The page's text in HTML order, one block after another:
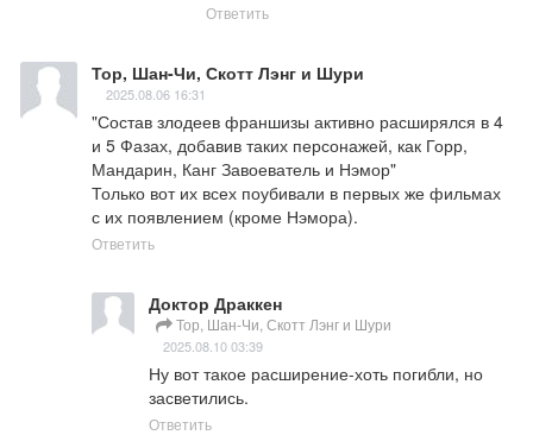
Ответить
Тор, Шан-Чи, Скотт Лэнг и Шури
2025.08.06 16:31
"Состав злодеев франшизы активно расширялся в 4
и 5 Фазах, добавив таких персонажей, как Горр,
Мандарин, Канг Завоеватель и Нэмор"
Только вот их всех поубивали в первых же фильмах
с их появлением (кроме Нэмора).
Ответить
Доктор Драккен
Тор, Шан-Чи, Скотт Лэнг и Шури
2025.08.10 03:39
Ну вот такое расширение-хоть погибли, но
засветились.
Ответить